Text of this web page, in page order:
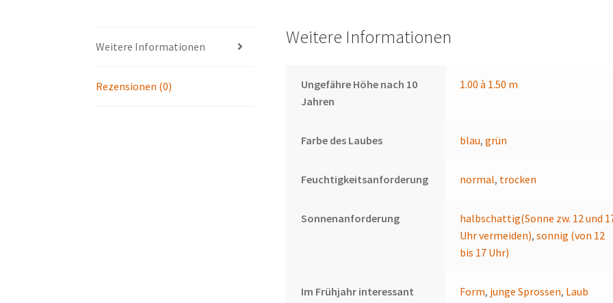
Weitere Informationen
Rezensionen (0)
Weitere Informationen
Ungefähre Höhe nach 10
Jahren
1.00 à 1.50 m
Farbe des Laubes blau,grün
Feuchtigkeitsanforderung normal, trocken
Sonnenanforderung
halbschattig(Sonne zw. 12 und
Uhr vermeiden),sonnig (von 12
bis 17 Uhr)
Im Frühjahr interessant
Form, junge Sprossen, Laub